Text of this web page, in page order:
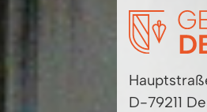
D-79211